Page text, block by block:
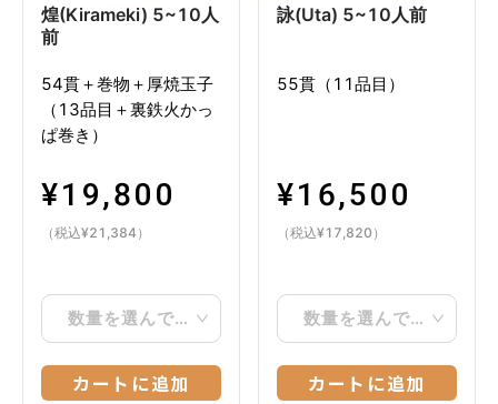
煌(Kirameki) 5~10人
前
54貫＋巻物＋厚焼玉子
（13品目＋裏鉄火かっ
ぱ巻き）
¥19,800
（税込¥21,384 ）
数量を選んでください
カートに追加
詠(Uta) 5~10人前
55貫（11品目）
¥16,500
（税込¥17,820 ）
数量を選んでください
カートに追加